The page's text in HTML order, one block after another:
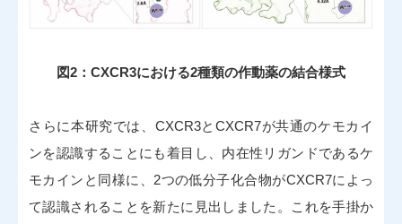
図2：CXCR3における2種類の作動薬の結合様式
さらに本研究では、CXCR3とCXCR7が共通のケモカイ
ンを認識することにも着目し、内在性リガンドであるケ
モカインと同様に、2つの低分子化合物がCXCR7によっ
て認識されることを新たに見出しました。これを手掛か